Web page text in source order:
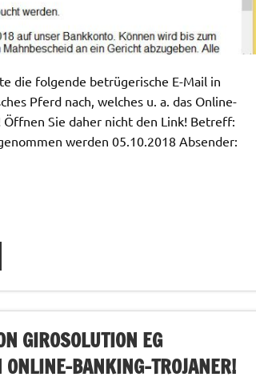
die folgende betrügerische E-Mail in
Pferd nach, welches u. a. das Online-
Sie daher nicht den Link! Betreff:
werden 05.10.2018 Absender:
GIROSOLUTION EG
BANKING-TROJANER!